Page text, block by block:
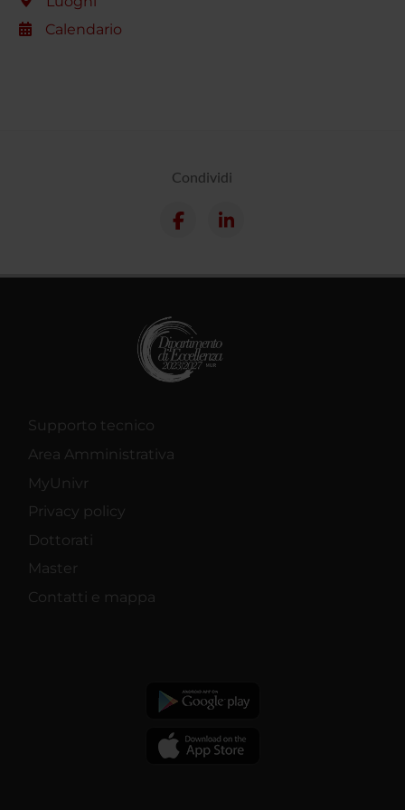
Calendario
Condividi
Supporto tecnico
Area Amministrativa
MyUnivr
Privacy policy
Dottorati
Master
Contatti e mappa